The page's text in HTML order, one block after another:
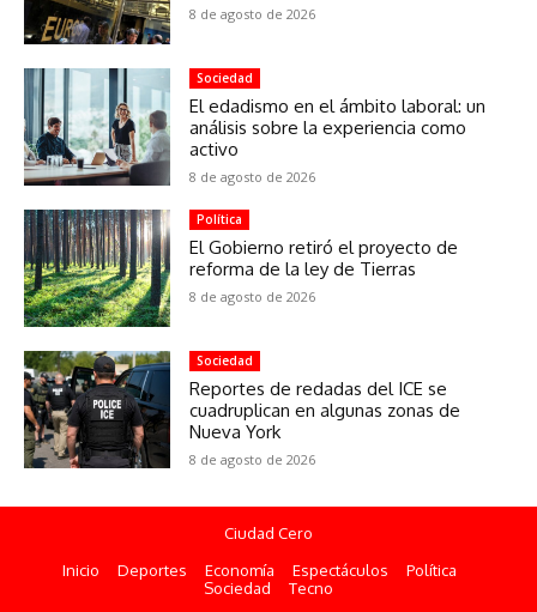
8 de agosto de 2026
Sociedad
El edadismo en el ámbito laboral: un
análisis sobre la experiencia como
activo
8 de agosto de 2026
Política
El Gobierno retiró el proyecto de
reforma de la ley de Tierras
8 de agosto de 2026
Sociedad
Reportes de redadas del ICE se
cuadruplican en algunas zonas de
Nueva York
8 de agosto de 2026
Ciudad Cero
Inicio
Deportes Economía Espectáculos
Política
Sociedad
Tecno